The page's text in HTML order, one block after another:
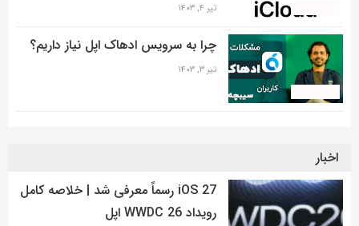
تیر ۴, ۱۴۰۳
چرا به سرویس ادهاک اپل نیاز داریم؟
تیر ۳, ۱۴۰۳
اخبار
iOS 27 رسماً معرفی شد | خلاصه کامل
رویداد WWDC 26 اپل